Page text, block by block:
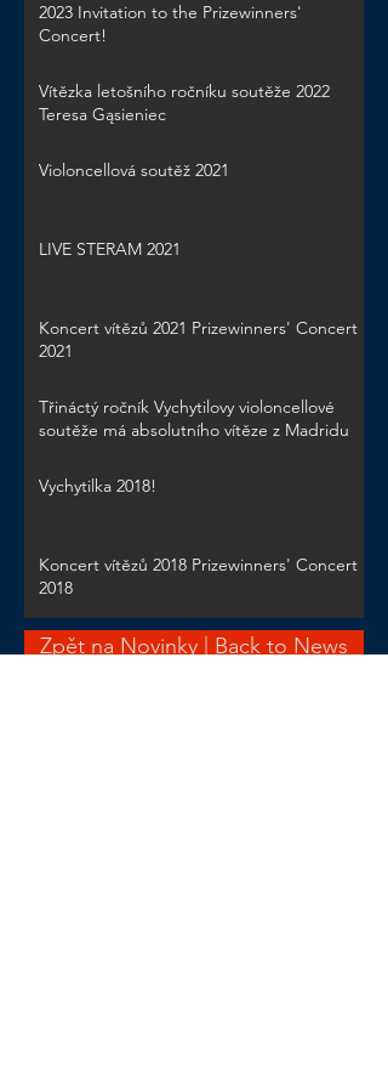
2023 Invitation to the Prizewinners'
Concert!
Vítězka letošního ročníku soutěže 2022
Teresa Gąsieniec
Violoncellová soutěž 2021
LIVE STERAM 2021
Koncert vítězů 2021 Prizewinners' Concert
2021
Třináctý ročník Vychytilovy violoncellové
soutěže má absolutního vítěze z Madridu
Vychytilka 2018!
Koncert vítězů 2018 Prizewinners' Concert
2018
Zpět na Novinky | Back to News